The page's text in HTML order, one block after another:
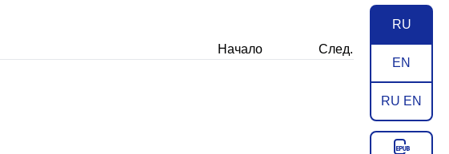
RU
EN
RU EN
Начало След.